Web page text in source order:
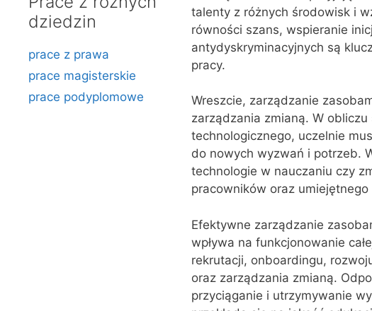
talenty z różnych środowisk i
równości szans, wspieranie
antydyskryminacyjnych są
pracy.
Wreszcie, zarządzanie
zarządzania zmianą. W
technologicznego, uczelnie
do nowych wyzwań i potrzeb.
technologie w nauczaniu czy
pracowników oraz
Efektywne zarządzanie
wpływa na funkcjonowanie
rekrutacji, onboardingu,
oraz zarządzania zmianą.
przyciąganie i utrzymywanie
dziedzin
prace z prawa
prace magisterskie
prace podyplomowe